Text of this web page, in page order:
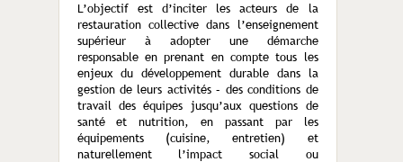
L’objectif est d’inciter les acteurs de la
restauration collective dans l’enseignement
supérieur à adopter une démarche
responsable en prenant en compte tous les
enjeux du développement durable dans la
gestion de leurs activités – des conditions de
travail des équipes jusqu’aux questions de
santé et nutrition, en passant par les
équipements (cuisine, entretien) et
naturellement l’impact social ou